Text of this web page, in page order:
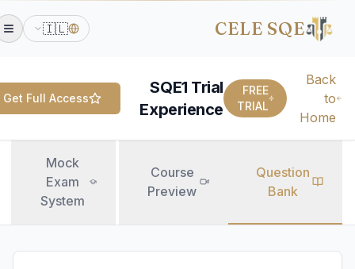
CELE SQE
🇮🇱
Back
to
Home
FREE
TRIAL
SQE1 Trial
Experience
Get Full Access
Question
Bank
Course
Preview
Mock
Exam
System